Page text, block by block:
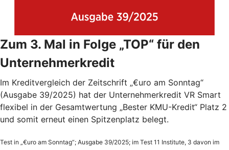
Zum 3. Mal in Folge „TOP“ für den
Unternehmerkredit
Im Kreditvergleich der Zeitschrift „€uro am Sonntag“
(Ausgabe 39/2025) hat der Unternehmerkredit VR Smart
flexibel in der Gesamtwertung „Bester KMU-Kredit“ Platz 2
und somit erneut einen Spitzenplatz belegt.
Test in „€uro am Sonntag“; Ausgabe 39/2025; im Test 11 Institute, 3 davon im